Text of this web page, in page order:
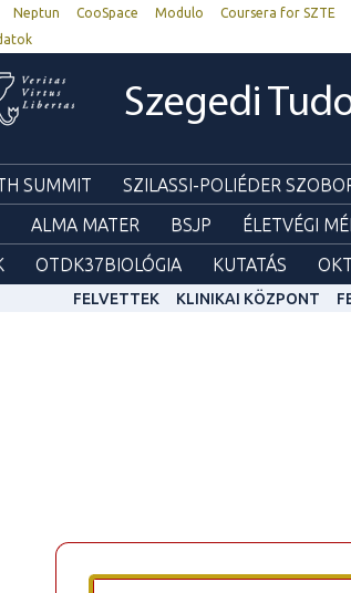
Neptun CooSpace Modulo Coursera for SZTE
Szegedi
SUMMIT SZILASSI-POLIÉDER
ALMA MATER BSJP ÉLETVÉGI
OTDK37BIOLÓGIA KUTATÁS
FELVETTEK KLINIKAI KÖZPONT